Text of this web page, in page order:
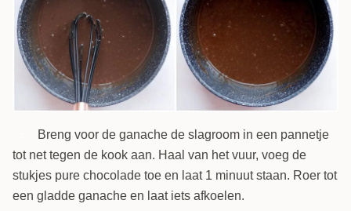
Breng voor de ganache de slagroom in een pannetje
tot net tegen de kook aan. Haal van het vuur, voeg de
stukjes pure chocolade toe en laat 1 minuut staan. Roer tot
een gladde ganache en laat iets afkoelen.